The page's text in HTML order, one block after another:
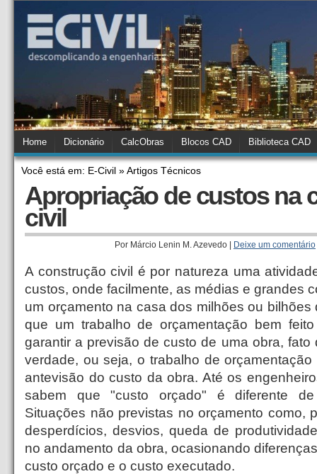
Home Dicionário CalcObras Blocos CAD Biblioteca CAD
Você está em: E-Civil » Artigos Técnicos
Apropriação de custos na
civil
Por Márcio Lenin M. Azevedo | Deixe um comentário
A construção civil é por natureza uma
custos, onde facilmente, as médias e grandes
um orçamento na casa dos milhões ou bilhões
que um trabalho de orçamentação bem
garantir a previsão de custo de uma obra, fato
verdade, ou seja, o trabalho de
antevisão do custo da obra. Até os
sabem que "custo orçado" é diferente de
Situações não previstas no orçamento como,
desperdícios, desvios, queda de
no andamento da obra, ocasionando
custo orçado e o custo executado.